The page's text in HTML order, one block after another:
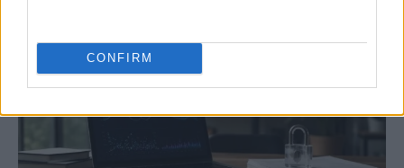
CONFIRM
CIENCIA Y TECNOLOGÍA